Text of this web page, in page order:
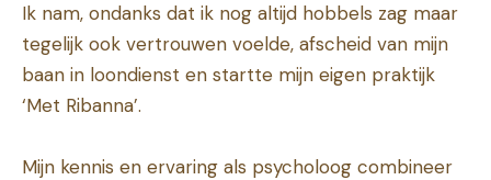
Ik nam, ondanks dat ik nog altijd hobbels zag maar
tegelijk ook vertrouwen voelde, afscheid van mijn
baan in loondienst en startte mijn eigen praktijk
‘Met Ribanna’.
Mijn kennis en ervaring als psycholoog combineer